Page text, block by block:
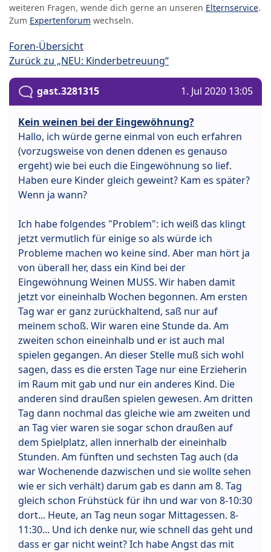
weiteren Fragen, wende dich gerne an unseren Elternservice.
Zum Expertenforum wechseln.
Foren-Übersicht
Zurück zu „NEU: Kinderbetreuung“
gast.3281315 1. Jul 2020 13:05
Kein weinen bei der Eingewöhnung?
Hallo, ich würde gerne einmal von euch erfahren
(vorzugsweise von denen ddenen es genauso
ergeht) wie bei euch die Eingewöhnung so lief.
Haben eure Kinder gleich geweint? Kam es später?
Wenn ja wann?
Ich habe folgendes "Problem": ich weiß das klingt
jetzt vermutlich für einige so als würde ich
Probleme machen wo keine sind. Aber man hört ja
von überall her, dass ein Kind bei der
Eingewöhnung Weinen MUSS. Wir haben damit
jetzt vor eineinhalb Wochen begonnen. Am ersten
Tag war er ganz zurückhaltend, saß nur auf
meinem schoß. Wir waren eine Stunde da. Am
zweiten schon eineinhalb und er ist auch mal
spielen gegangen. An dieser Stelle muß sich wohl
sagen, dass es die ersten Tage nur eine Erzieherin
im Raum mit gab und nur ein anderes Kind. Die
anderen sind draußen spielen gewesen. Am dritten
Tag dann nochmal das gleiche wie am zweiten und
an Tag vier waren sie sogar schon draußen auf
dem Spielplatz, allen innerhalb der eineinhalb
Stunden. Am fünften und sechsten Tag auch (da
war Wochenende dazwischen und sie wollte sehen
wie er sich verhält) darum gab es dann am 8. Tag
gleich schon Frühstück für ihn und war von 8-10:30
dort... Heute, an Tag neun sogar Mittagessen. 8-
11:30... Und ich denke nur, wie schnell das geht und
dass er gar nicht weint? Ich habe Angst das mit